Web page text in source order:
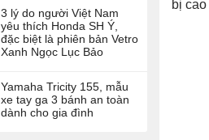
3 lý do người Việt Nam
yêu thích Honda SH Ý,
đặc biệt là phiên bản Vetro
Xanh Ngọc Lục Bảo
Yamaha Tricity 155, mẫu
xe tay ga 3 bánh an toàn
dành cho gia đình
bị